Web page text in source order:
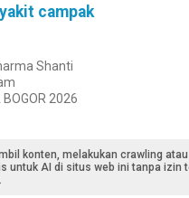
campak
Shanti
2026
konten, melakukan crawling atau
untuk AI di situs web ini tanpa izin